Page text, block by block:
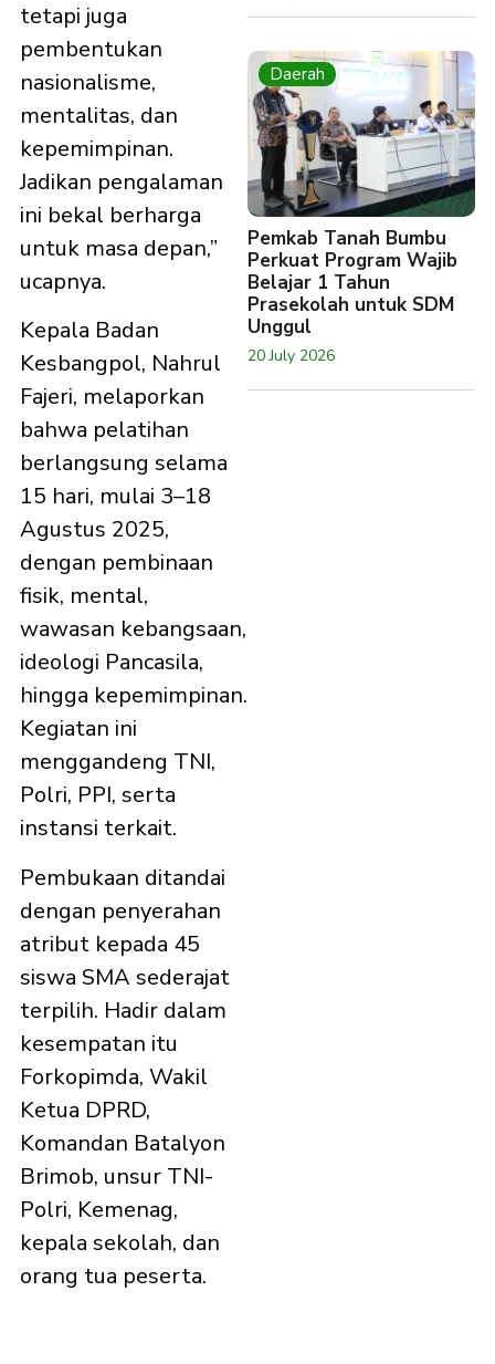
tetapi juga
pembentukan
nasionalisme,
mentalitas, dan
kepemimpinan.
Jadikan pengalaman
ini bekal berharga
untuk masa depan,”
ucapnya.
Kepala Badan
Kesbangpol, Nahrul
Fajeri, melaporkan
bahwa pelatihan
berlangsung selama
15 hari, mulai 3–18
Agustus 2025,
dengan pembinaan
fisik, mental,
wawasan kebangsaan,
ideologi Pancasila,
hingga kepemimpinan.
Kegiatan ini
menggandeng TNI,
Polri, PPI, serta
instansi terkait.
Pembukaan ditandai
dengan penyerahan
atribut kepada 45
siswa SMA sederajat
terpilih. Hadir dalam
kesempatan itu
Forkopimda, Wakil
Ketua DPRD,
Komandan Batalyon
Brimob, unsur TNI-
Polri, Kemenag,
kepala sekolah, dan
orang tua peserta.
Daerah
Pemkab Tanah Bumbu
Perkuat Program Wajib
Belajar 1 Tahun
Prasekolah untuk SDM
Unggul
20 July 2026